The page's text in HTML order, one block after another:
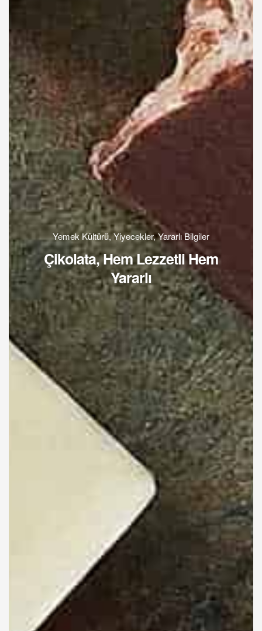
Yemek Kültürü,Yiyecekler,Yararlı Bilgiler
Çikolata, Hem Lezzetli Hem
Yararlı